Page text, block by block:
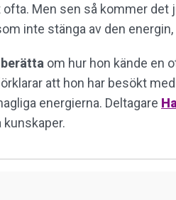
ofta. Men sen så kommer
inte stänga av den
om hur hon kände en
att hon har besökt
energierna. Deltagare
kunskaper.